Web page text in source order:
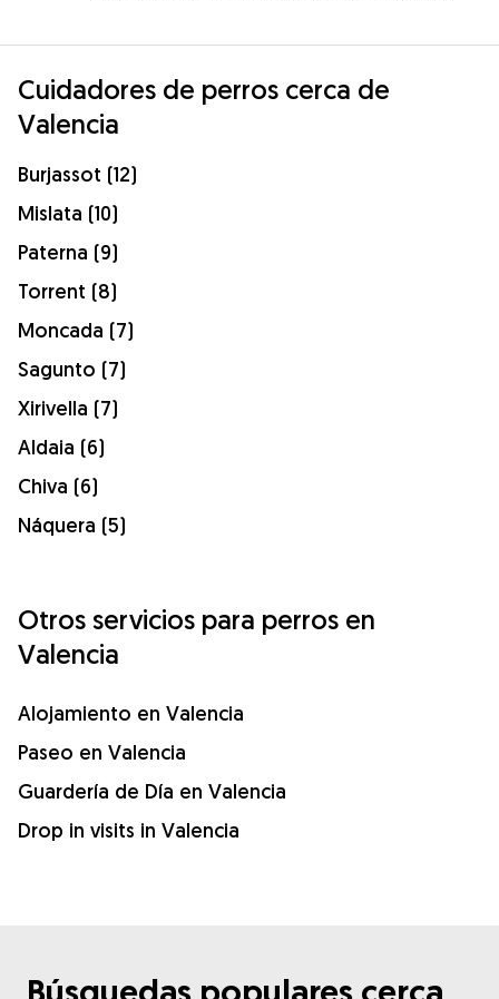
Cuidadores de perros cerca de
Valencia
Burjassot (12)
Mislata (10)
Paterna (9)
Torrent (8)
Moncada (7)
Sagunto (7)
Xirivella (7)
Aldaia (6)
Chiva (6)
Náquera (5)
Otros servicios para perros en
Valencia
Alojamiento en Valencia
Paseo en Valencia
Guardería de Día en Valencia
Drop in visits in Valencia